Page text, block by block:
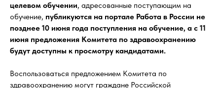
целевом обучении, адресованные поступающим на
обучение, публикуются на портале Работа в России не
позднее 10 июня года поступления на обучение, а с 11
июня предложения Комитета по здравоохранению
будут доступны к просмотру кандидатами.
Воспользоваться предложением Комитета по
здравоохранению могут граждане Российской